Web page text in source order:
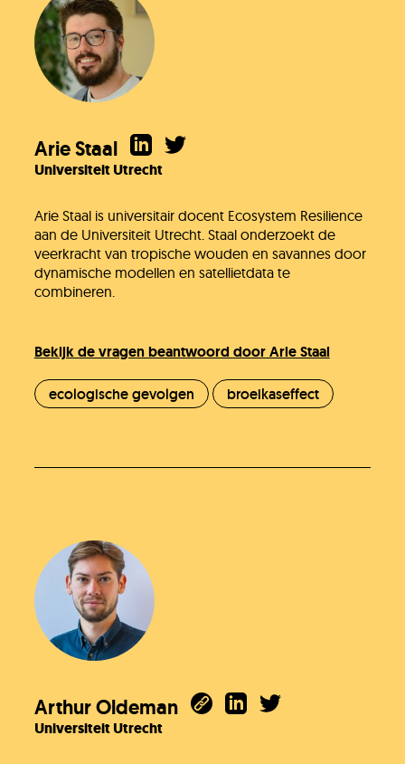
Arie Staal
Universiteit Utrecht
Arie Staal is universitair docent Ecosystem Resilience
aan de Universiteit Utrecht. Staal onderzoekt de
veerkracht van tropische wouden en savannes door
dynamische modellen en satellietdata te
combineren.
Bekijk de vragen beantwoord door Arie Staal
ecologische gevolgen broeikaseffect
Arthur Oldeman
Universiteit Utrecht